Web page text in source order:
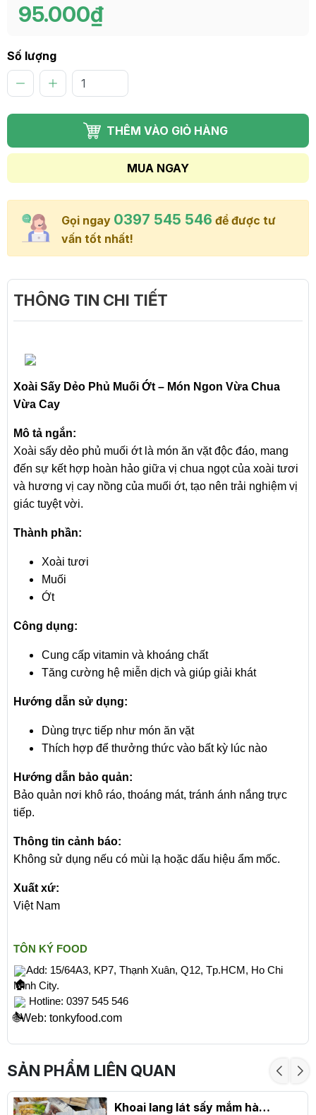
95.000₫
Số lượng
THÊM VÀO GIỎ HÀNG
MUA NGAY
Gọi ngay 0397 545 546 để được tư
vấn tốt nhất!
THÔNG TIN CHI TIẾT
Xoài Sấy Dẻo Phủ Muối Ớt – Món Ngon Vừa Chua
Vừa Cay
Mô tả ngắn:
Xoài sấy dẻo phủ muối ớt là món ăn vặt độc đáo, mang
đến sự kết hợp hoàn hảo giữa vị chua ngọt của xoài tươi
và hương vị cay nồng của muối ớt, tạo nên trải nghiệm vị
giác tuyệt vời.
Thành phần:
Xoài tươi
Muối
Ớt
Công dụng:
Cung cấp vitamin và khoáng chất
Tăng cường hệ miễn dịch và giúp giải khát
Hướng dẫn sử dụng:
Dùng trực tiếp như món ăn vặt
Thích hợp để thưởng thức vào bất kỳ lúc nào
Hướng dẫn bảo quản:
Bảo quản nơi khô ráo, thoáng mát, tránh ánh nắng trực
tiếp.
Thông tin cảnh báo:
Không sử dụng nếu có mùi lạ hoặc dấu hiệu ẩm mốc.
Xuất xứ:
Việt Nam
TÔN KÝ FOOD
Add: 15/64A3, KP7, Thạnh Xuân, Q12, Tp.HCM, Ho Chi
Minh City.
Hotline: 0397 545 546
🌐Web: tonkyfood.com
SẢN PHẨM LIÊN QUAN
Khoai lang lát sấy mắm hành, túi zip 500gr